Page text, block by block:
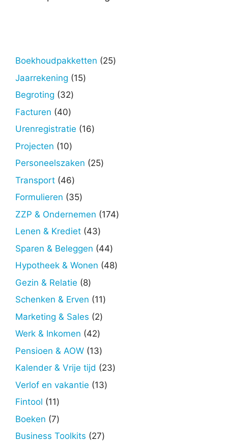
Boekhoudpakketten 2525
Jaarrekening 1515
Begroting 3232
Facturen 4040
producten
Urenregistratie 1616
Projecten 1010
producten
Personeelszaken 2525
Transport 4646
producten
Formulieren 3535
producten
ZZP & Ondernemen 174174
Lenen & Krediet 4343
producten
Sparen & Beleggen 4444
producten
Hypotheek & Wonen 4848
Gezin & Relatie 88
producten
Schenken & Erven 1111
Marketing & Sales 22
Werk & Inkomen 4242
producten
Pensioen & AOW 1313
producten
Kalender & Vrije tijd 2323
Verlof en vakantie 1313
Fintool 1111
producten
Boeken 77
producten
Business Toolkits 2727